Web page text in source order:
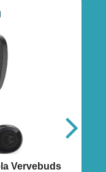
Vervebuds